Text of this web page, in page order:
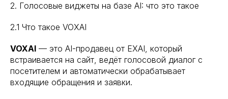
2. Голосовые виджеты на базе AI: что это такое
2.1 Что такое VOXAI
VOXAI — это AI-продавец от EXAI, который
встраивается на сайт, ведёт голосовой диалог с
посетителем и автоматически обрабатывает
входящие обращения и заявки.